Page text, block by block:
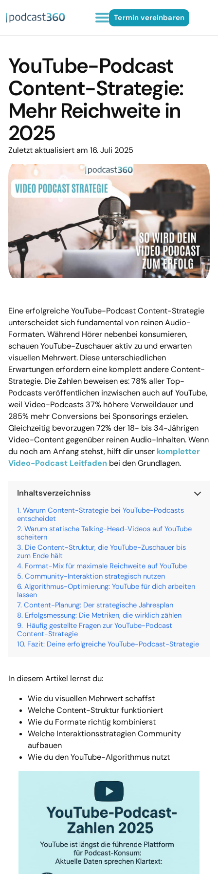
Termin vereinbaren
YouTube-Podcast
Content-Strategie:
Mehr Reichweite in
2025
Zuletzt aktualisiert am 16. Juli 2025
Eine erfolgreiche YouTube-Podcast Content-Strategie
unterscheidet sich fundamental von reinen Audio-
Formaten. Während Hörer nebenbei konsumieren,
schauen YouTube-Zuschauer aktiv zu und erwarten
visuellen Mehrwert. Diese unterschiedlichen
Erwartungen erfordern eine komplett andere Content-
Strategie. Die Zahlen beweisen es: 78% aller Top-
Podcasts veröffentlichen inzwischen auch auf YouTube,
weil Video-Podcasts 37% höhere Verweildauer und
285% mehr Conversions bei Sponsorings erzielen.
Gleichzeitig bevorzugen 72% der 18- bis 34-Jährigen
Video-Content gegenüber reinen Audio-Inhalten. Wenn
du noch am Anfang stehst, hilft dir unser kompletter
Video-Podcast Leitfaden bei den Grundlagen.
Inhaltsverzeichniss
Warum Content-Strategie bei YouTube-Podcasts
entscheidet
Warum statische Talking-Head-Videos auf YouTube
scheitern
Die Content-Struktur, die YouTube-Zuschauer bis
zum Ende hält
Format-Mix für maximale Reichweite auf YouTube
Community-Interaktion strategisch nutzen
Algorithmus-Optimierung: YouTube für dich arbeiten
lassen
Content-Planung: Der strategische Jahresplan
Erfolgsmessung: Die Metriken, die wirklich zählen
Häufig gestellte Fragen zur YouTube-Podcast
Content-Strategie
Fazit: Deine erfolgreiche YouTube-Podcast-Strategie
In diesem Artikel lernst du:
Wie du visuellen Mehrwert schaffst
Welche Content-Struktur funktioniert
Wie du Formate richtig kombinierst
Welche Interaktionsstrategien Community
aufbauen
Wie du den YouTube-Algorithmus nutzt